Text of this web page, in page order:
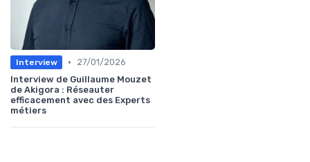
Interview •
27/01/2026
Interview de Guillaume Mouzet
de Akigora : Réseauter
efficacement avec des Experts
métiers